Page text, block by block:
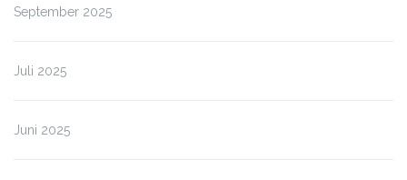
September 2025
Juli 2025
Juni 2025